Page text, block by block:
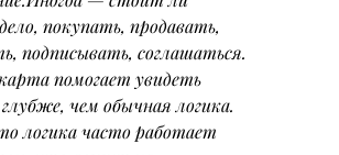
покупать, продавать,
подписывать, соглашаться.
помогает увидеть
чем обычная логика.
логика часто работает